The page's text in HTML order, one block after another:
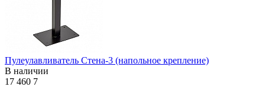
Пулеулавливатель Стена-3 (напольное крепление)
В наличии
17 460 7